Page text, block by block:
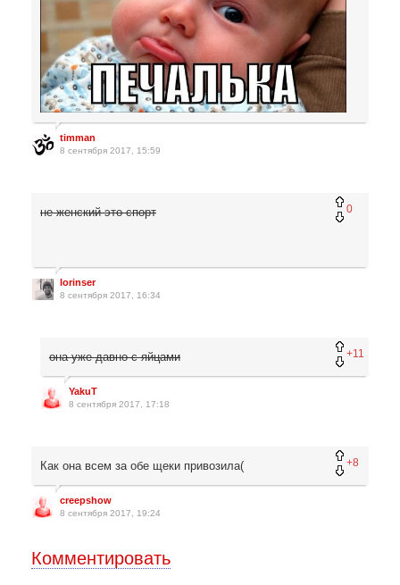
timman
8 сентября 2017, 15:59
0
не женский это спорт
lorinser
8 сентября 2017, 16:34
+11
она уже давно с яйцами
YakuT
8 сентября 2017, 17:18
+8
Как она всем за обе щеки привозила(
creepshow
8 сентября 2017, 19:24
Комментировать